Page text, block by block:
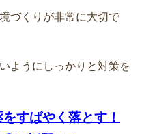
づくりが非常に大切で
ようにしっかりと対策を
すばやく落とす！